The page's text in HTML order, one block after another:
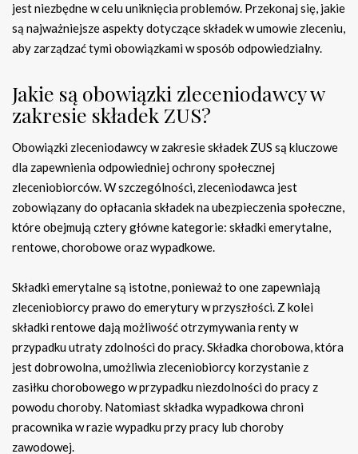
jest niezbędne w celu uniknięcia problemów. Przekonaj się, jakie
są najważniejsze aspekty dotyczące składek w umowie zleceniu,
aby zarządzać tymi obowiązkami w sposób odpowiedzialny.
Jakie są obowiązki zleceniodawcy w
zakresie składek ZUS?
Obowiązki zleceniodawcy w zakresie składek ZUS są kluczowe
dla zapewnienia odpowiedniej ochrony społecznej
zleceniobiorców. W szczególności, zleceniodawca jest
zobowiązany do opłacania składek na ubezpieczenia społeczne,
które obejmują cztery główne kategorie: składki emerytalne,
rentowe, chorobowe oraz wypadkowe.
Składki emerytalne są istotne, ponieważ to one zapewniają
zleceniobiorcy prawo do emerytury w przyszłości. Z kolei
składki rentowe dają możliwość otrzymywania renty w
przypadku utraty zdolności do pracy. Składka chorobowa, która
jest dobrowolna, umożliwia zleceniobiorcy korzystanie z
zasiłku chorobowego w przypadku niezdolności do pracy z
powodu choroby. Natomiast składka wypadkowa chroni
pracownika w razie wypadku przy pracy lub choroby
zawodowej.